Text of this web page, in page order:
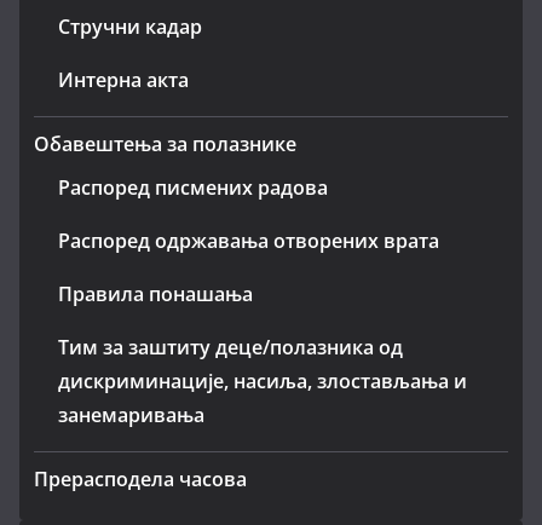
Стручни кадар
Интерна акта
Обавештења за полазнике
Распоред писмених радова
Распоред одржавања отворених врата
Правила понашања
Тим за заштиту деце/полазника од
дискриминације, насиља, злостављања и
занемаривања
Прерасподела часова